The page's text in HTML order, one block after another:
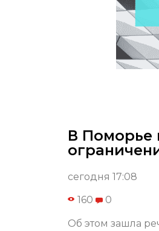
В Поморье
сегодня 17:08
160 0
Об этом зашла